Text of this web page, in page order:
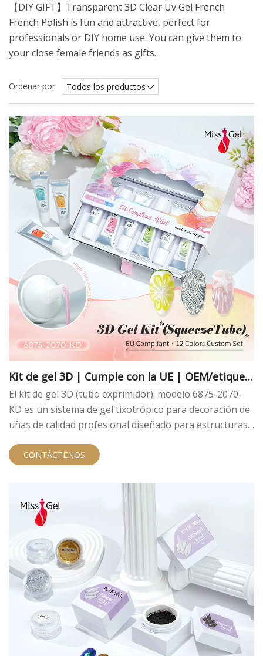
【DIY GIFT】Transparent 3D Clear Uv Gel French
French Polish is fun and attractive, perfect for
professionals or DIY home use. You can give them to
your close female friends as gifts.
Ordenar por: Todos los productos
Kit de gel 3D | Cumple con la UE | OEM/etiquet
a privada
El kit de gel 3D (tubo exprimidor): modelo 6875-2070-
KD es un sistema de gel tixotrópico para decoración de
uñas de calidad profesional diseñado para estructuras
acabados en polvo de cromo. Empaquetado en
limpia, este kit personalizable de 12 colores cumple con
la normativa de la UE y está totalmente preparado para
el desarrollo de etiquetas privadas OEM.
CONTÁCTENOS